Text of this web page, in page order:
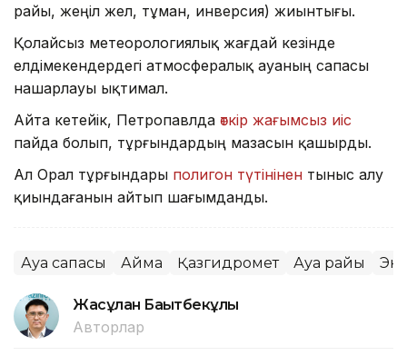
райы, жеңіл жел, тұман, инверсия) жиынтығы.
Қолайсыз метеорологиялық жағдай кезінде
елдімекендердегі атмосфералық ауаның сапасы
нашарлауы ықтимал.
Айта кетейік, Петропавлда өткір жағымсыз иіс
пайда болып, тұрғындардың мазасын қашырды.
Ал Орал тұрғындары полигон түтінінен тыныс алу
қиындағанын айтып шағымданды.
Ауа сапасы Аймақ Қазгидромет Ауа райы
Жасұлан Бақытбекұлы
Авторлар